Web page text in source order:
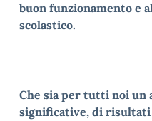
buon funzionamento e
scolastico.
Che sia per tutti noi un
significative, di risultati